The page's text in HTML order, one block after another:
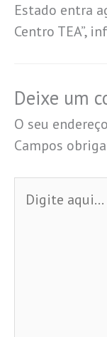
Estado entra
Centro TEA”,
Deixe um
O seu
Campos
aqui...